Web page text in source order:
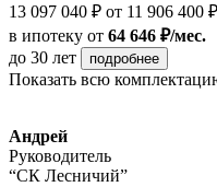
13 097 040 ₽ от 11 906 400 ₽
в ипотеку от 64 646 ₽/мес.
до 30 лет
подробнее
Показать всю
Андрей
Руководитель
“СК Лесничий”